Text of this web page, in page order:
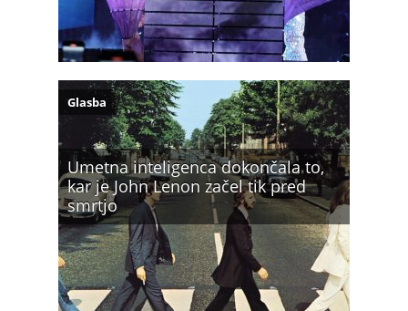
Umetna inteligenca dokončala to,
kar je John Lenon začel tik pred
smrtjo
Glasba